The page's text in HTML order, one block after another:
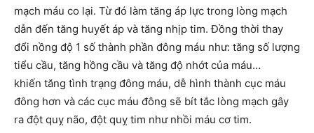
mạch máu co lại. Từ đó làm tăng áp lực trong lòng mạch
dẫn đến tăng huyết áp và tăng nhịp tim. Đồng thời thay
đổi nồng độ 1 số thành phần đông máu như: tăng số lượng
tiểu cầu, tăng hồng cầu và tăng độ nhớt của máu…
khiến tăng tình trạng đông máu, dễ hình thành cục máu
đông hơn và các cục máu đông sẽ bít tắc lòng mạch gây
ra đột quỵ não, đột quỵ tim như nhồi máu cơ tim.